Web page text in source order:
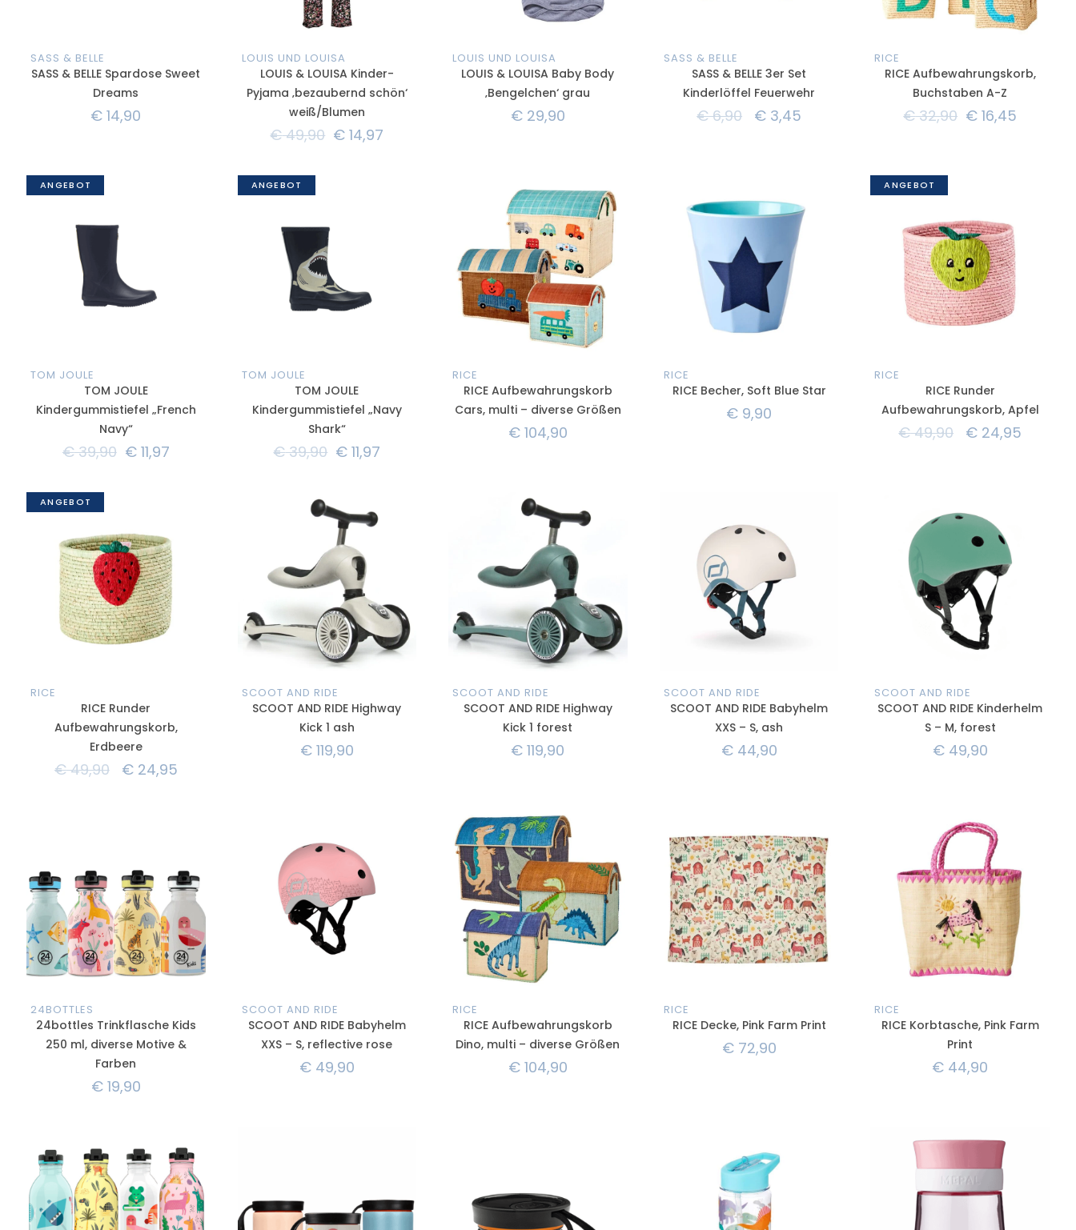
SASS & BELLE
SASS & BELLE Spardose Sweet
Dreams
€ 14,90
LOUIS UND LOUISA
LOUIS & LOUISA Kinder-
Pyjama ‚bezaubernd schön‘
weiß/Blumen
€49,90 € 14,97
LOUIS UND LOUISA
LOUIS & LOUISA Baby Body
‚Bengelchen‘ grau
€29,90
SASS & BELLE
SASS & BELLE 3er Set
Kinderlöffel Feuerwehr
€6,90 € 3,45
RICE
RICE Aufbewahrungskorb,
Buchstaben A-Z
€32,90 € 16,45
ANGEBOT
TOM JOULE
TOM JOULE
Kindergummistiefel „French
Navy“
€39,90 €11,97
ANGEBOT
TOM JOULE
TOM JOULE
Kindergummistiefel „Navy
Shark“
€39,90 € 11,97
RICE
RICE Aufbewahrungskorb
Cars, multi – diverse Größen
€104,90
RICE
RICE Becher, Soft Blue Star
€ 9,90
ANGEBOT
RICE
RICE Runder
Aufbewahrungskorb, Apfel
€49,90 € 24,95
ANGEBOT
RICE
RICE Runder
Aufbewahrungskorb,
Erdbeere
€49,90 €24,95
SCOOT AND RIDE
SCOOT AND RIDE Highway
Kick 1 ash
€119,90
SCOOT AND RIDE
SCOOT AND RIDE Highway
Kick 1 forest
€ 119,90
SCOOT AND RIDE
SCOOT AND RIDE Babyhelm
XXS – S, ash
€44,90
SCOOT AND RIDE
SCOOT AND RIDE Kinderhelm
S – M, forest
€49,90
24BOTTLES
24bottles Trinkflasche Kids
250 ml, diverse Motive &
Farben
€19,90
SCOOT AND RIDE
SCOOT AND RIDE Babyhelm
XXS – S, reflective rose
€49,90
RICE
RICE Aufbewahrungskorb
Dino, multi – diverse Größen
€104,90
RICE
RICE Decke, Pink Farm Print
€72,90
RICE
RICE Korbtasche, Pink Farm
Print
€ 44,90